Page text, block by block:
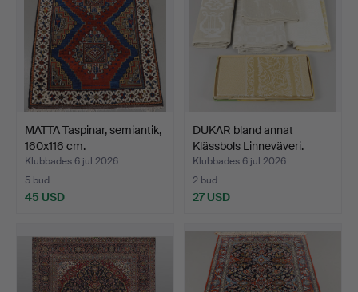
MATTA Taspinar, semiantik,
160x116 cm.
Klubbades 6 jul 2026
5 bud
45 USD
DUKAR bland annat
Klässbols Linneväveri.
Klubbades 6 jul 2026
2 bud
27 USD